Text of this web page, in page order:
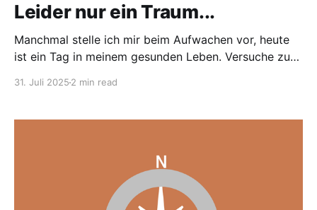
Leider nur ein Traum...
Manchmal stelle ich mir beim Aufwachen vor, heute
ist ein Tag in meinem gesunden Leben. Versuche zu
31. Juli 2025 2 min read